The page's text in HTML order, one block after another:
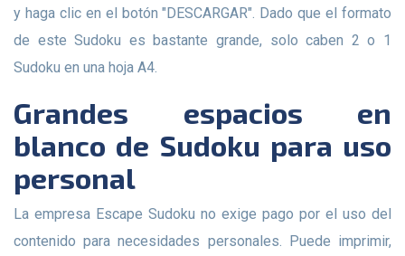
y haga clic en el botón "DESCARGAR". Dado que el formato
de este Sudoku es bastante grande, solo caben 2 o 1
Sudoku en una hoja A4.
Grandes espacios en
blanco de Sudoku para uso
personal
La empresa Escape Sudoku no exige pago por el uso del
contenido para necesidades personales. Puede imprimir,